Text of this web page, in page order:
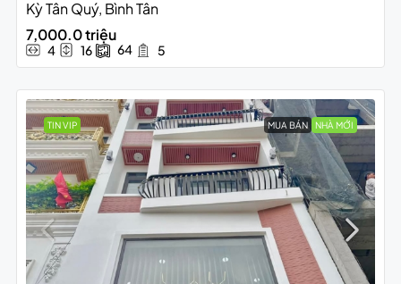
Kỳ Tân Quý, Bình Tân
7,000.0 triệu
4 16 64 5
TIN VIP MUA BÁN NHÀ MỚI